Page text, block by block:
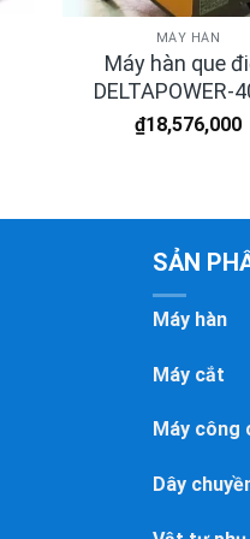
MÁY HÀN
Máy hàn que
DELTAPOWER-
₫18,576,000
SẢN
Máy hàn
Máy cắt
Máy công
Dây